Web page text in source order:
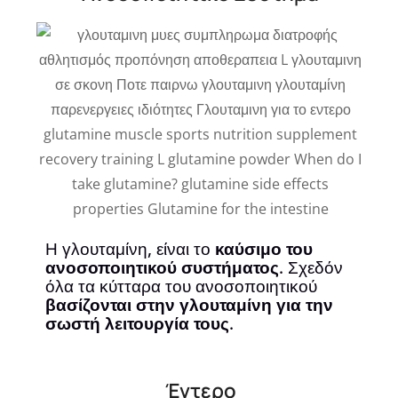
Η γλουταμίνη, είναι το καύσιμο του
ανοσοποιητικού συστήματος. Σχεδόν
όλα τα κύτταρα του ανοσοποιητικού
βασίζονται στην γλουταμίνη για την
σωστή λειτουργία τους.
Έντερο